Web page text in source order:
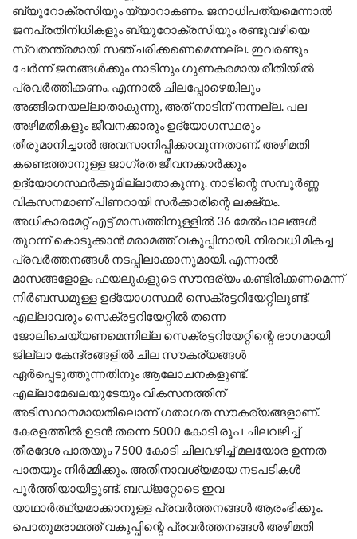
ബ്യൂറോക്രസിയും യ്യാറാകണം. ജനാധിപത്യമെന്നാല്‍
ജനപ്രതിനിധികളും ബ്യൂറോക്രസിയും രണ്ടുവഴിയെ
സ്വതന്ത്രമായി സഞ്ചരിക്കണെമെന്നല്ല. ഇവരണ്ടും
ചേര്‍ന്ന് ജനങ്ങള്‍ക്കും നാടിനും ഗുണകരമായ രീതിയില്‍
പ്രവര്‍ത്തിക്കണം. എന്നാല്‍ ചിലപ്പോഴെങ്കിലും
അങ്ങിനെയല്ലാതാകുന്നു, അത് നാടിന് നന്നല്ല. പല
അഴിമതികളും ജീവനക്കാരും ഉദ്യോഗസ്ഥരും
തീരുമാനിച്ചാല്‍ അവസാനിപ്പിക്കാവുന്നതാണ്. അഴിമതി
കണ്ടെത്താനുള്ള ജാഗ്രത ജീവനക്കാര്‍ക്കും
ഉദ്യോഗസ്ഥര്‍ക്കുമില്ലാതാകുന്നു. നാടിന്റെ സമ്പൂര്‍ണ്ണ
വികസനമാണ് പിണറായി സര്‍ക്കാരിന്റെ ലക്ഷ്യം.
അധികാരമേറ്റ് എട്ട് മാസത്തിനുള്ളില്‍ 36 മേല്‍പാലങ്ങള്‍
തുറന്ന് കൊടുക്കാന്‍ മരാമത്ത് വകുപ്പിനായി. നിരവധി മികച്ച
പ്രവര്‍ത്തനങ്ങള്‍ നടപ്പിലാക്കാനുമായി. എന്നാല്‍
മാസങ്ങളോളം ഫയലുകളുടെ സൗന്ദര്യം കണ്ടിരിക്കണമെന്ന്
നിര്‍ബന്ധമുള്ള ഉദ്യോഗസ്ഥര്‍ സെക്രട്ടറിയേറ്റിലുണ്ട്.
എല്ലാവരും സെക്രട്ടറിയേറ്റില്‍ തന്നെ
ജോലിചെയ്യണമെന്നില്ല സെക്രട്ടറിയേറ്റിന്റെ ഭാഗമായി
ജില്ലാ കേന്ദ്രങ്ങളില്‍ ചില സൗകര്യങ്ങള്‍
ഏര്‍പ്പെടുത്തുന്നതിനും ആലോചനകളുണ്ട്.
എല്ലാമേഖലയുടേയും വികസനത്തിന്
അടിസ്ഥാനമായതിലൊന്ന് ഗതാഗത സൗകര്യങ്ങളാണ്.
കേരളത്തില്‍ ഉടന്‍ തന്നെ 5000 കോടി രൂപ ചിലവഴിച്ച്
തീരദേശ പാതയും 7500 കോടി ചിലവഴിച്ച് മലയോര ഉന്നത
പാതയും നിര്‍മ്മിക്കും. അതിനാവശ്യമായ നടപടികള്‍
പൂര്‍ത്തിയായിട്ടുണ്ട്. ബഡ്ജറ്റോടെ ഇവ
യാഥാര്‍ത്ഥ്യമാക്കാനുള്ള പ്രവര്‍ത്തനങ്ങള്‍ ആരംഭിക്കും.
പൊതുമരാമത്ത് വകുപ്പിന്റെ പ്രവര്‍ത്തനങ്ങള്‍ അഴിമതി